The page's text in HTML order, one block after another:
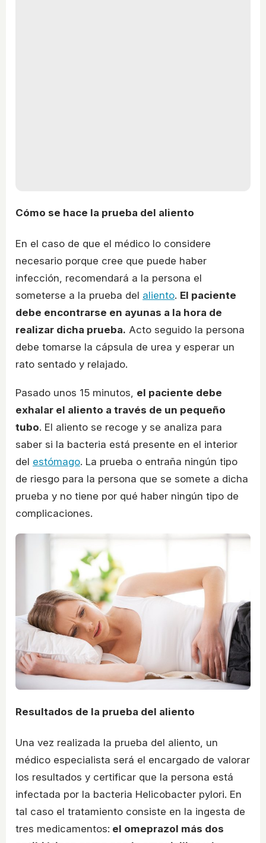
Cómo se hace la prueba del aliento
En el caso de que el médico lo considere
necesario porque cree que puede haber
infección, recomendará a la persona el
someterse a la prueba del aliento. El paciente
debe encontrarse en ayunas a la hora de
realizar dicha prueba. Acto seguido la persona
debe tomarse la cápsula de urea y esperar un
rato sentado y relajado.
Pasado unos 15 minutos, el paciente debe
exhalar el aliento a través de un pequeño
tubo. El aliento se recoge y se analiza para
saber si la bacteria está presente en el interior
del estómago. La prueba o entraña ningún tipo
de riesgo para la persona que se somete a dicha
prueba y no tiene por qué haber ningún tipo de
complicaciones.
Resultados de la prueba del aliento
Una vez realizada la prueba del aliento, un
médico especialista será el encargado de valorar
los resultados y certificar que la persona está
infectada por la bacteria Helicobacter pylori. En
tal caso el tratamiento consiste en la ingesta de
tres medicamentos: el omeprazol más dos